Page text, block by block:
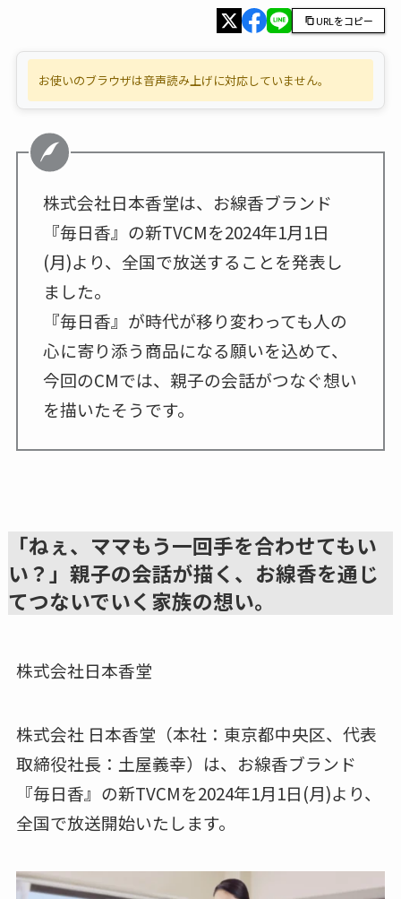
URLをコピー
お使いのブラウザは音声読み上げに対応していません。
株式会社日本香堂は、お線香ブランド
『毎日香』の新TVCMを2024年1月1日
(月)より、全国で放送することを発表し
ました。
『毎日香』が時代が移り変わっても人の
心に寄り添う商品になる願いを込めて、
今回のCMでは、親子の会話がつなぐ想い
を描いたそうです。
「ねぇ、ママもう一回手を合わせてもい
い？」親子の会話が描く、お線香を通じ
てつないでいく家族の想い。
株式会社日本香堂
株式会社 日本香堂（本社：東京都中央区、代表
取締役社長：土屋義幸）は、お線香ブランド
『毎日香』の新TVCMを2024年1月1日(月)より、
全国で放送開始いたします。